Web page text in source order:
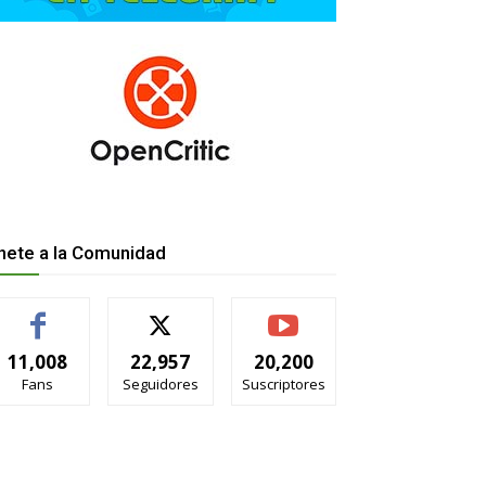
a la Comunidad
11,008
Fans
22,957
Seguidores
20,200
Suscriptores